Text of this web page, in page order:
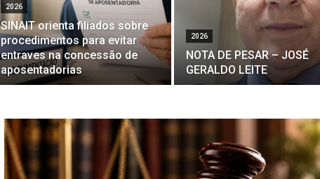
2026
SINAIT orienta filiados sobre
procedimentos para evitar
entraves na concessão de
aposentadorias
2026
NOTA DE PESAR – JOSÉ
GERALDO LEITE